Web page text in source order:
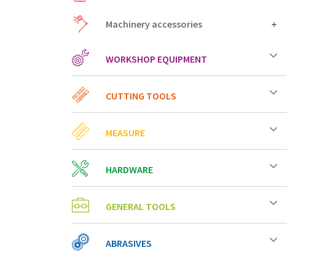
Machinery accessories
WORKSHOP EQUIPMENT
CUTTING TOOLS
MEASURE
HARDWARE
GENERAL TOOLS
ABRASIVES